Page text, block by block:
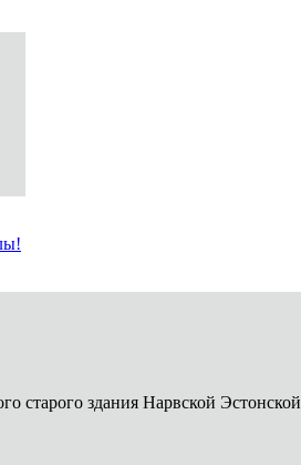
старого здания Нарвской Эстонской